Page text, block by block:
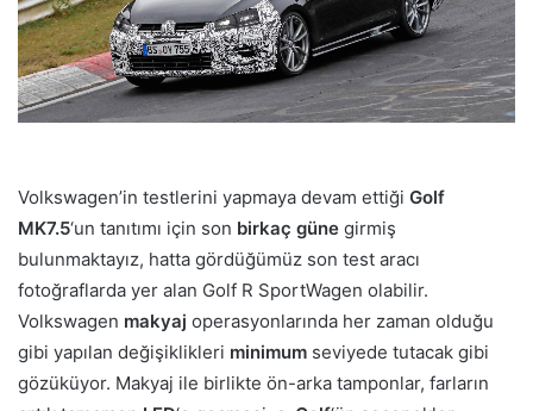
Volkswagen’in testlerini yapmaya devam ettiği Golf
MK7.5‘un tanıtımı için son birkaç güne girmiş
bulunmaktayız, hatta gördüğümüz son test aracı
fotoğraflarda yer alan Golf R SportWagen olabilir.
Volkswagen makyaj operasyonlarında her zaman olduğu
gibi yapılan değişiklikleri minimum seviyede tutacak gibi
gözüküyor. Makyaj ile birlikte ön-arka tamponlar, farların